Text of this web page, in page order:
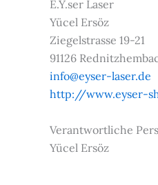
E.Y.ser Laser
Yücel Ersöz
Ziegelstrasse 19-21
91126
info@eyser-laser.de
http://www.eyser-
Verantwortliche
Yücel Ersöz